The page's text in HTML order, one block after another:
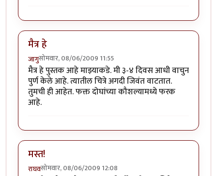
मैत्र हे
जागुसोमवार, 08/06/2009 11:55
मैत्र हे पुस्तक आहे माझ्याकडे. मी ३-४ दिवस आधी वाचुन
पुर्ण केले आहे. त्यातील चित्रे अगदी जिवंत वाटतात.
तुमची ही आहेत. फक्त दोघांच्या कौशल्यामध्ये फरक
आहे.
मस्त!
राघवसोमवार, 08/06/2009 12:08